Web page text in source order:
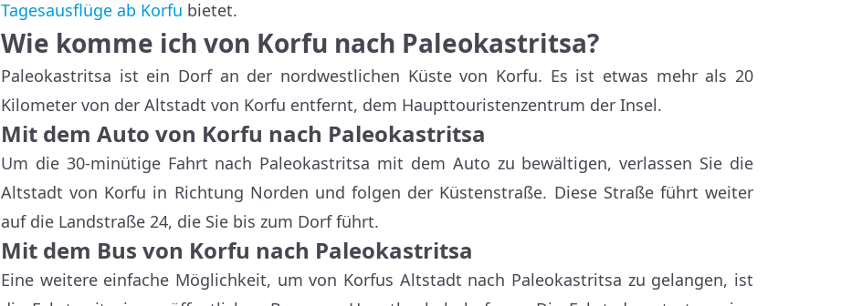
Tagesausflüge ab Korfu bietet.
Wie komme ich von Korfu nach Paleokastritsa?
Paleokastritsa ist ein Dorf an der nordwestlichen Küste von Korfu. Es ist etwas mehr als 20
Kilometer von der Altstadt von Korfu entfernt, dem Haupttouristenzentrum der Insel.
Mit dem Auto von Korfu nach Paleokastritsa
Um die 30-minütige Fahrt nach Paleokastritsa mit dem Auto zu bewältigen, verlassen Sie die
Altstadt von Korfu in Richtung Norden und folgen der Küstenstraße. Diese Straße führt weiter
auf die Landstraße 24, die Sie bis zum Dorf führt.
Mit dem Bus von Korfu nach Paleokastritsa
Eine weitere einfache Möglichkeit, um von Korfus Altstadt nach Paleokastritsa zu gelangen, ist